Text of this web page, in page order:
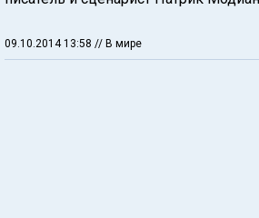
09.10.2014 13:58 // В мире